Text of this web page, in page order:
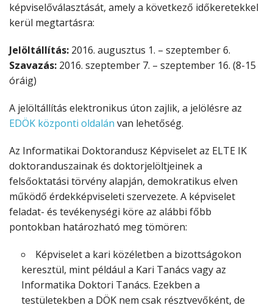
képviselőválasztását, amely a következő időkeretekkel
kerül megtartásra:
Jelöltállítás: 2016. augusztus 1. – szeptember 6.
Szavazás: 2016. szeptember 7. – szeptember 16. (8-15
óráig)
A jelöltállítás elektronikus úton zajlik, a jelölésre az
EDÖK központi oldalán van lehetőség.
Az Informatikai Doktorandusz Képviselet az ELTE IK
doktoranduszainak és doktorjelöltjeinek a
felsőoktatási törvény alapján, demokratikus elven
működő érdekképviseleti szervezete. A képviselet
feladat- és tevékenységi köre az alábbi főbb
pontokban határozható meg tömören:
Képviselet a kari közéletben a bizottságokon
keresztül, mint például a Kari Tanács vagy az
Informatika Doktori Tanács. Ezekben a
testületekben a DÖK nem csak résztvevőként, de